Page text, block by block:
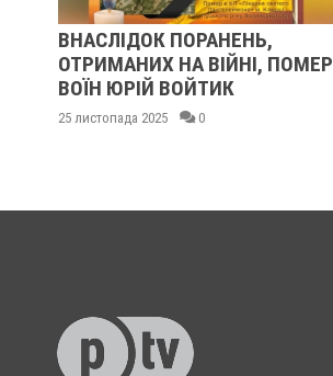
ВНАСЛІДОК ПОРАНЕНЬ,
ОТРИМАНИХ НА ВІЙНІ, ПОМЕР
ВОЇН ЮРІЙ ВОЙТИК
25 листопада 2025 0